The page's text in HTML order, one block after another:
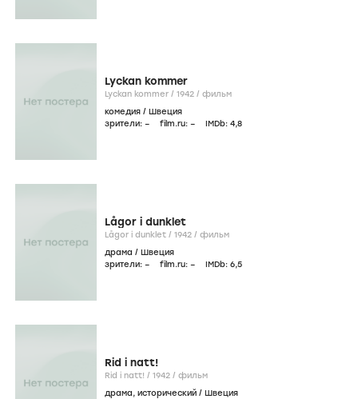
Lyckan kommer
Lyckan kommer / 1942 / фильм
комедия / Швеция
зрители: – film.ru: – IMDb: 4,8
Lågor i dunklet
Lågor i dunklet / 1942 / фильм
драма / Швеция
зрители: – film.ru: – IMDb: 6,5
Rid i natt!
Rid i natt! / 1942 / фильм
драма, исторический / Швеция